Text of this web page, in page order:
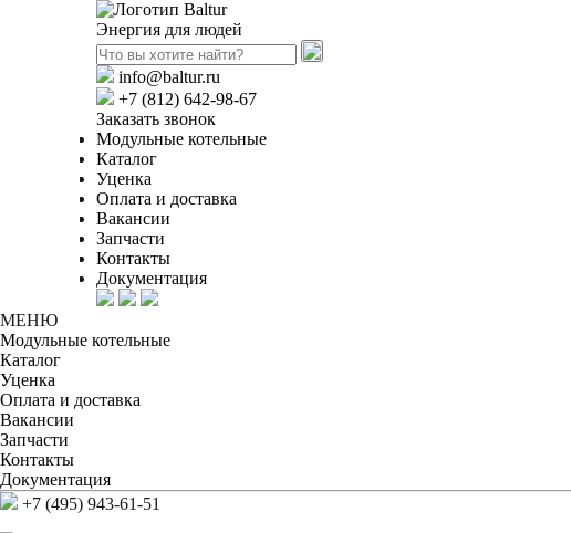
Энергия для людей
info@baltur.ru
+7 (812) 642-98-67
Заказать звонок
Модульные котельные
Каталог
Уценка
Оплата и доставка
Вакансии
Запчасти
Контакты
Документация
МЕНЮ
Модульные котельные
Каталог
Уценка
Оплата и доставка
Вакансии
Запчасти
Контакты
Документация
+7 (495) 943-61-51